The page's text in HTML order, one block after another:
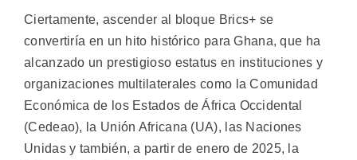
Ciertamente, ascender al bloque Brics+ se
convertiría en un hito histórico para Ghana, que ha
alcanzado un prestigioso estatus en instituciones y
organizaciones multilaterales como la Comunidad
Económica de los Estados de África Occidental
(Cedeao), la Unión Africana (UA), las Naciones
Unidas y también, a partir de enero de 2025, la